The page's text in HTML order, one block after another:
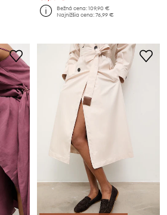
Bežná cena:109,90 €
Najnižšia cena:76,99 €